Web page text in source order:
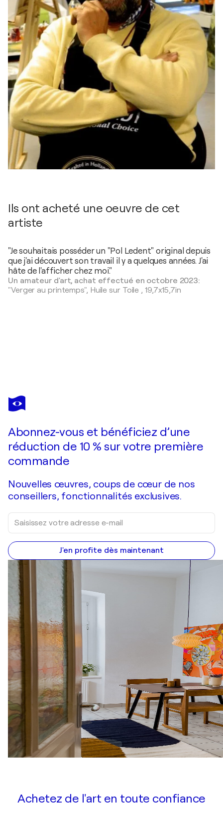
Ils ont acheté une oeuvre de cet
artiste
"Je souhaitais posséder un "Pol Ledent" original depuis
que j'ai découvert son travail il y a quelques années. J'ai
hâte de l'afficher chez moi."
Un amateur d'art, achat effectué en octobre 2023:
"Verger au printemps", Huile sur Toile , 19,7x15,7in
POL LEDENT
Mont Blanc
Abonnez-vous et bénéficiez d’une
réduction de 10 % sur votre première
commande
Nouvelles œuvres, coups de cœur de nos
conseillers, fonctionnalités exclusives.
J'en profite dès maintenant
Achetez de l'art en toute confiance